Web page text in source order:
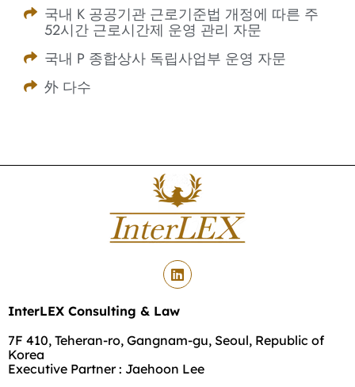
국내 K 공공기관 근로기준법 개정에 따른 주
52시간 근로시간제 운영 관리 자문
국내 P 종합상사 독립사업부 운영 자문
外 다수
InterLEX Consulting & Law
7F 410, Teheran-ro, Gangnam-gu, Seoul, Republic of
Korea
Executive Partner : Jaehoon Lee